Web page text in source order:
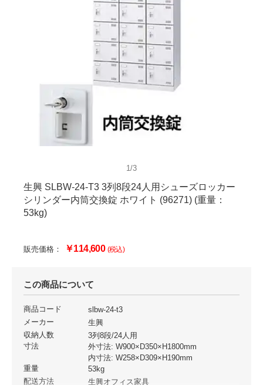
1/3
生興 SLBW-24-T3 3列8段24人用シューズロッカー
シリンダー内筒交換錠 ホワイト (96271) (重量：
53kg)
販売価格： ￥114,600 (税込)
この商品について
商品コード
slbw-24-t3
メーカー
生興
収納人数
3列8段/24人用
寸法
外寸法: W900×D350×H1800mm
内寸法: W258×D309×H190mm
重量
53kg
配送方法
生興オフィス家具